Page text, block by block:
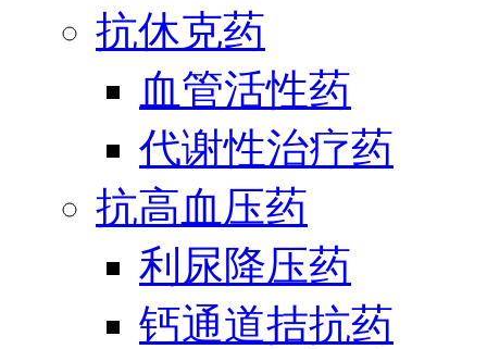
抗休克药
血管活性药
代谢性治疗药
抗高血压药
利尿降压药
钙通道拮抗药